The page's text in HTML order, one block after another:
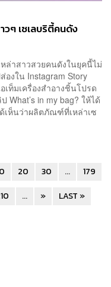
วๆ เซเลบริตี้คนดัง
หล่าสาวสวยคนดังในยุคนี้ไม่
องใน Instagram Story
เท็มเครื่องสำอางชิ้นโปรด
What’s in my bag? ให้ได้
เห็นว่าผลิตภัณฑ์ที่เหล่าเซ
20 30 ...
179
... » LAST »